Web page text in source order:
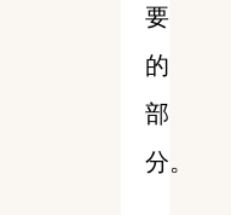
要
的
部
分。